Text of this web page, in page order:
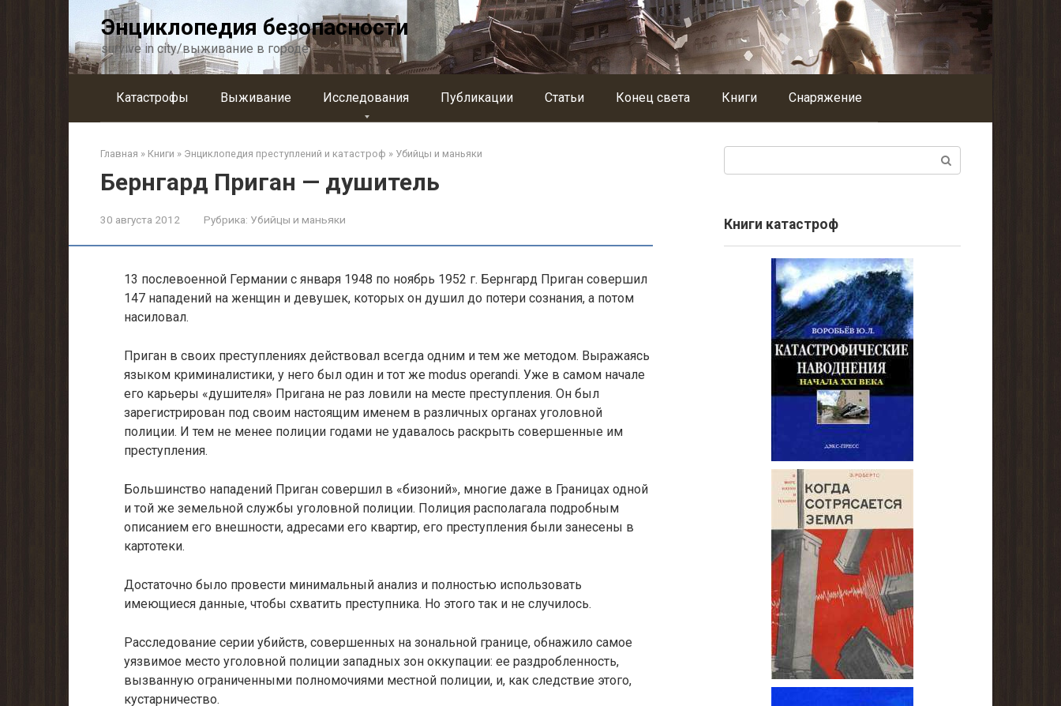
Энциклопедия безопасности
survive in city/выживание в городе
Катастрофы Выживание Исследования Публикации Статьи Конец света Книги Снаряжение
Главная » Книги » Энциклопедия преступлений и катастроф » Убийцы и маньяки
Бернгард Приган — душитель
30 августа 2012 Рубрика: Убийцы и маньяки
13 послевоенной Германии с января 1948 по ноябрь 1952 г. Бернгард Приган совершил
147 нападений на женщин и девушек, которых он душил до потери сознания, а потом
насиловал.
Приган в своих преступлениях действовал всегда одним и тем же методом. Выражаясь
языком криминалистики, у него был один и тот же modus operandi. Уже в самом начале
его карьеры «душителя» Пригана не раз ловили на месте преступления. Он был
зарегистрирован под своим настоящим именем в различных органах уголовной
полиции. И тем не менее полиции годами не удавалось раскрыть совершенные им
преступления.
Большинство нападений Приган совершил в «бизоний», многие даже в Границах одной
и той же земельной службы уголовной полиции. Полиция располагала подробным
описанием его внешности, адресами его квартир, его преступления были занесены в
картотеки.
Достаточно было провести минимальный анализ и полностью использовать
имеющиеся данные, чтобы схватить преступника. Но этого так и не случилось.
Расследование серии убийств, совершенных на зональной границе, обнажило самое
уязвимое место уголовной полиции западных зон оккупации: ее раздробленность,
вызванную ограниченными полномочиями местной полиции, и, как следствие этого,
кустарничество.
Книги катастроф